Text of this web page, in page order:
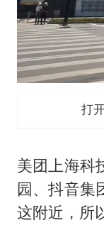
打
美团上海科
园、抖音集
这附近，所